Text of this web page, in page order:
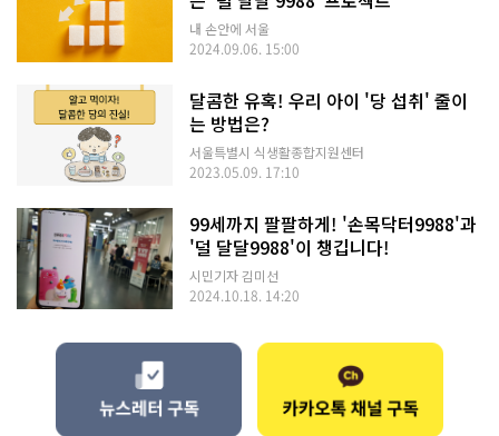
내 손안에 서울
2024.09.06. 15:00
달콤한 유혹! 우리 아이 '당 섭취' 줄이
는 방법은?
서울특별시 식생활종합지원센터
2023.05.09. 17:10
99세까지 팔팔하게! '손목닥터9988'과
'덜 달달9988'이 챙깁니다!
시민기자 김미선
2024.10.18. 14:20